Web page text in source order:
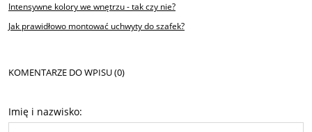
Intensywne kolory we wnętrzu - tak czy nie?
Jak prawidłowo montować uchwyty do szafek?
KOMENTARZE DO WPISU (0)
Imię i nazwisko: